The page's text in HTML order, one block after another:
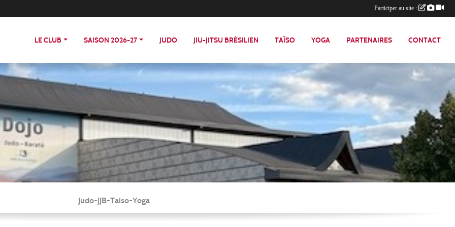
LE CLUB SAISON 2026-27 JUDO JIU-JITSU BRÉSILIEN TAÏSO YOGA PARTENAIRES CONTACT
Judo-JJB-Taiso-Yoga
Participer au site :